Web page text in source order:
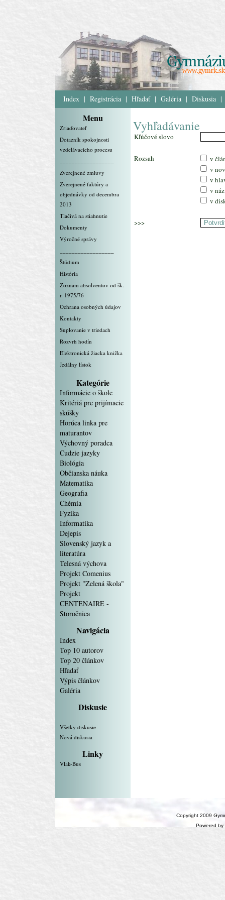
Index | Registrácia | Hľadať | Galéria | Diskusia |
Menu
Zriaďovateľ
Dotazník spokojnosti
vzdelávacieho procesu
Zverejnené zmluvy
Zverejnené faktúry a
objednávky od decembra
2013
Tlačivá na stiahnutie
Dokumenty
Výročné správy
Štúdium
História
Zoznam absolventov od šk.
r. 1975/76
Ochrana osobných údajov
Kontakty
Suplovanie v triedach
Rozvrh hodín
Elektronická žiacka knižka
Jedálny lístok
Kategórie
Informácie o škole
Kritériá pre prijímacie
skúšky
Horúca linka pre
maturantov
Výchovný poradca
Cudzie jazyky
Biológia
Občianska náuka
Matematika
Geografia
Chémia
Fyzika
Informatika
Dejepis
Slovenský jazyk a
literatúra
Telesná výchova
Projekt Comenius
Projekt "Zelená škola"
Projekt
CENTENAIRE -
Storočnica
Navigácia
Index
Top 10 autorov
Top 20 článkov
Hľadať
Výpis článkov
Galéria
Diskusie
Všetky diskusie
Nová diskusia
Linky
Vlak-Bus
Vyhľadávanie
Kľúčové slovo
Rozsah
v
v
v
v
v
>>>
Copyright 2009
Powered by